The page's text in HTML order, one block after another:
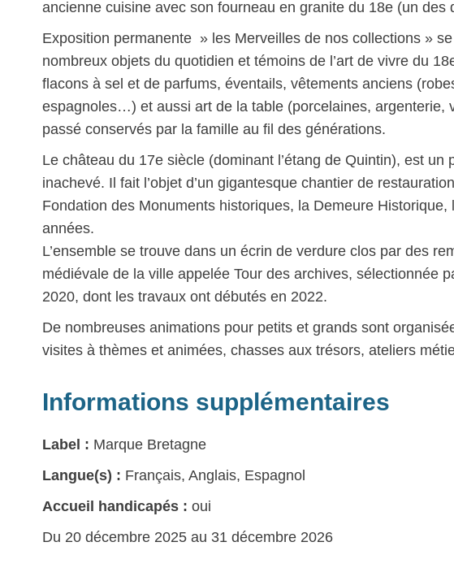
ancienne cuisine avec son fourneau en granite du 18e (un des
Exposition permanente » les Merveilles de nos collections »
nombreux objets du quotidien et témoins de l’art de vivre du
flacons à sel et de parfums, éventails, vêtements anciens
espagnoles…) et aussi art de la table (porcelaines,
passé conservés par la famille au fil des générations.
Le château du 17e siècle (dominant l’étang de Quintin), est
inachevé. Il fait l’objet d’un gigantesque chantier de
Fondation des Monuments historiques, la Demeure
années.
L’ensemble se trouve dans un écrin de verdure clos par des
médiévale de la ville appelée Tour des archives, sélectionnée
2020, dont les travaux ont débutés en 2022.
De nombreuses animations pour petits et grands sont
visites à thèmes et animées, chasses aux trésors, ateliers
Informations supplémentaires
Label : Marque Bretagne
Langue(s) : Français, Anglais, Espagnol
Accueil handicapés : oui
Du 20 décembre 2025 au 31 décembre 2026